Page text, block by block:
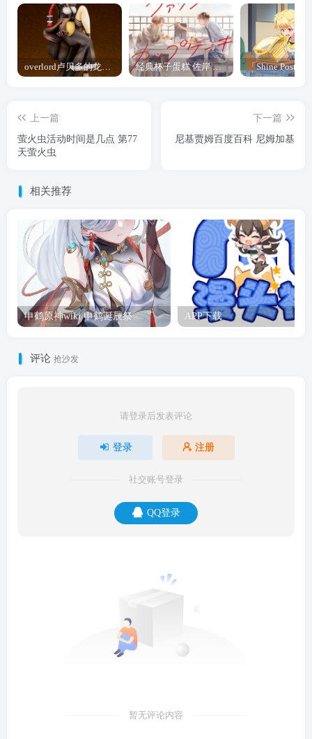
overlord卢贝多的龙王谁厉害 「Overlord」露普斯蕾琪娜·贝塔手办开订 经典杯子蛋糕 佐岸 漫画「经典杯子蛋糕」宣布真人日剧化
上一篇
萤火虫活动时间是几点 第77
天萤火虫
下一篇
尼基贾姆百度百科 尼姆加基
相关推荐
申鹤原神wiki 申鹤诞辰祭 APP下载
评论 抢沙发
请登录后发表评论
登录 注册
社交账号登录
QQ登录
暂无评论内容